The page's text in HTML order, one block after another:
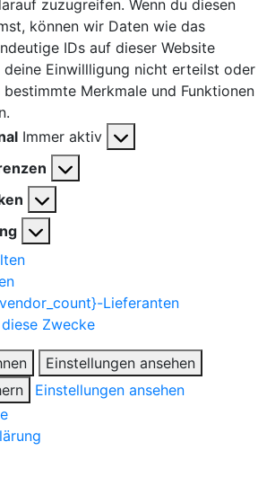
zuzugreifen. Wenn du diesen
können wir Daten wie das
IDs auf dieser Website
deine Einwillligung nicht erteilst oder
Merkmale und Funktionen
Immer aktiv
Lieferanten
Zwecke
Einstellungen ansehen
Einstellungen ansehen